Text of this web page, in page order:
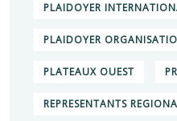
PLAIDOYER
PLAIDOYER
PLATEAUX OUEST
REPRESENTANTS